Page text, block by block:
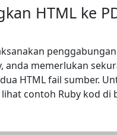
HTML ke
penggabungan
anda memerlukan
HTML fail sumber.
contoh Ruby kod di